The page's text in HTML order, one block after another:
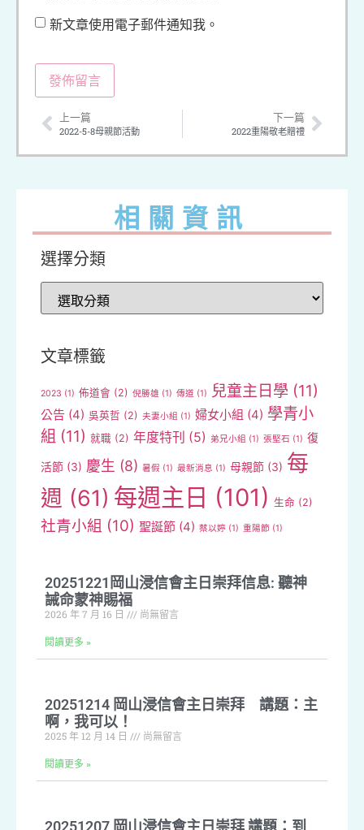
新文章使用電子郵件通知我。
上一篇
2022-5-8母親節活動
下一篇
2022重陽敬老贈禮
相關資訊
選擇分類
文章標籤
2023 (1) 佈道會 (2) 倪勝雄 (1) 傳道 (1) 兒童主日學 (11)
公告 (4) 吳英哲 (2) 夫妻小組 (1) 婦女小組 (4) 學青小
組 (11) 就職 (2) 年度特刊 (5) 弟兄小組 (1) 張堅石 (1) 復
活節 (3) 慶生 (8) 暑假 (1) 最新消息 (1) 母親節 (3) 每
週 (61) 每週主日 (101) 生命 (2)
社青小組 (10) 聖誕節 (4) 蔡以婷 (1) 重陽節 (1)
20251221岡山浸信會主日崇拜信息: 聽神
誡命蒙神賜福
2026 年 7 月 16 日 尚無留言
閱讀更多 »
20251214 岡山浸信會主日崇拜 講題：主
啊，我可以！
2025 年 12 月 14 日 尚無留言
閱讀更多 »
20251207 岡山浸信會主日崇拜 講題：到